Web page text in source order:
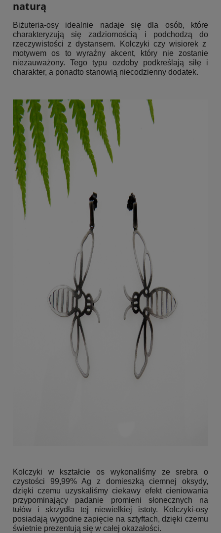
naturą
Biżuteria-osy idealnie nadaje się dla osób, które
charakteryzują się zadziornością i podchodzą do
rzeczywistości z dystansem. Kolczyki czy wisiorek z
motywem os to wyraźny akcent, który nie zostanie
niezauważony. Tego typu ozdoby podkreślają siłę i
charakter, a ponadto stanowią niecodzienny dodatek.
Kolczyki w kształcie os wykonaliśmy ze srebra o
czystości 99,99% Ag z domieszką ciemnej oksydy,
dzięki czemu uzyskaliśmy ciekawy efekt cieniowania
przypominający padanie promieni słonecznych na
tułów i skrzydła tej niewielkiej istoty. Kolczyki-osy
posiadają wygodne zapięcie na sztyftach, dzięki czemu
świetnie prezentują się w całej okazałości.